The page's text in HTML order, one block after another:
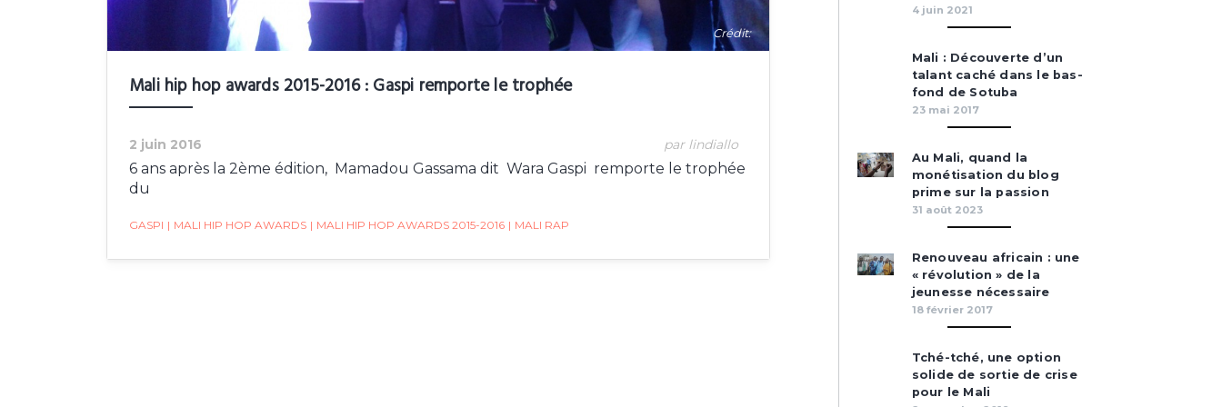
Crédit:
Mali hip hop awards 2015-2016 : Gaspi remporte le trophée
2 juin 2016 par lindiallo
6 ans après la 2ème édition, Mamadou Gassama dit Wara Gaspi remporte le trophée
du
GASPI | MALI HIP HOP AWARDS | MALI HIP HOP AWARDS 2015-2016 | MALI RAP
4 juin 2021
Mali : Découverte d’un
talant caché dans le bas-
fond de Sotuba
23 mai 2017
Au Mali, quand la
monétisation du blog
prime sur la passion
31 août 2023
Renouveau africain : une
« révolution » de la
jeunesse nécessaire
18 février 2017
Tché-tché, une option
solide de sortie de crise
pour le Mali